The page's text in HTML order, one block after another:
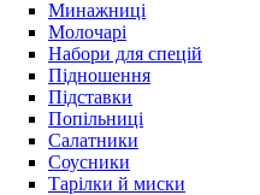
Минажниці
Молочарі
Набори для спецій
Підношення
Підставки
Попільниці
Салатники
Соусники
Тарілки й миски